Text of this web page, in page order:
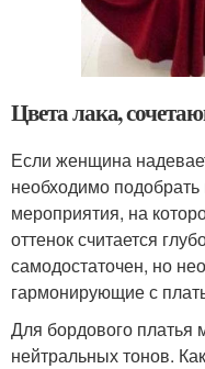
Цвета лака,
Если женщина
необходимо
мероприятия, на
оттенок считается
самодостаточен, но
гармонирующие с
Для бордового платья
нейтральных тонов.